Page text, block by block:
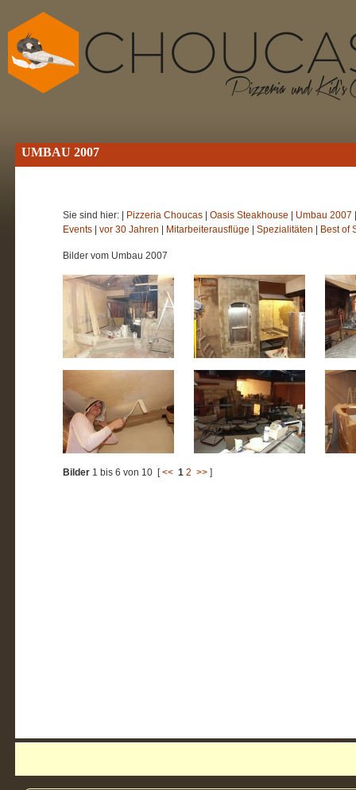
UMBAU 2007
Sie sind hier: | Pizzeria Choucas Oasis Steakhouse Umbau 2007
Events
vor 30 Jahren Mitarbeiterausflüge Spezialitäten Best of
Bilder vom Umbau 2007
Bilder 1 bis 6 von 10 [<< 1 2 >> ]
Weiter